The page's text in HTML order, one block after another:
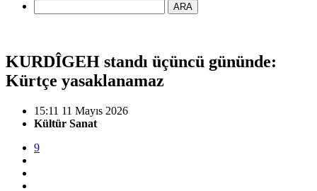
ARA
KURDÎGEH standı üçüncü gününde:
Kürtçe yasaklanamaz
15:11 11 Mayıs 2026
Kültür Sanat
9